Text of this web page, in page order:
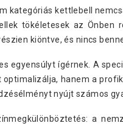
kategóriás kettlebell
tökéletesek az Önben
kiöntve, és nincs
egyensúlyt ígérnek. A
hanem a
nyújt számos
a